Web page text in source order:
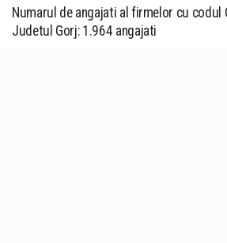
Numarul de angajati al firmelor cu codul
Judetul Gorj: 1.964 angajati